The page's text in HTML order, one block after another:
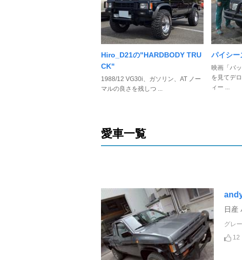
Hiro_D21の"HARDBODY TRU
CK"
1988/12 VG30i、ガソリン、AT ノー
マルの良さを残しつ ...
パイシー
映画「バ
を見てデ
ィー ...
愛車一覧
日産
グレ
12